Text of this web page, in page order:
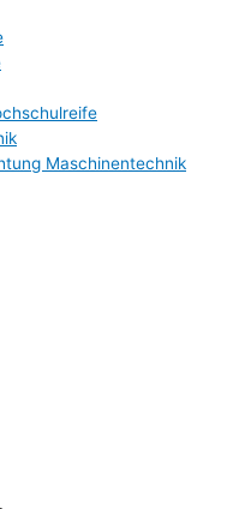
Maschinentechnik